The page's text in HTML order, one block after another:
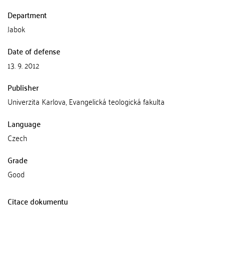
Department
Jabok
Date of defense
13. 9. 2012
Publisher
Univerzita Karlova, Evangelická teologická fakulta
Language
Czech
Grade
Good
Citace dokumentu